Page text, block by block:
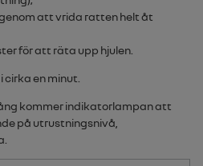
att vrida ratten helt åt
för att räta upp hjulen.
en minut.
kommer indikatorlampan att
på utrustningsnivå,